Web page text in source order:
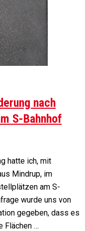
nach
S-Bahnhof
hatte ich, mit
Mindrup, im
am S-
wurde uns von
gegeben, dass es
Flächen …